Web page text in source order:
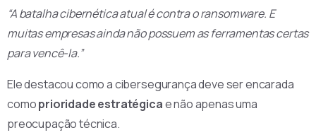
“A batalha cibernética atual é contra o ransomware. E
muitas empresas ainda não possuem as ferramentas certas
para vencê-la.”
Ele destacou como a cibersegurança deve ser encarada
comoprioridade estratégicae não apenas uma
preocupação técnica.